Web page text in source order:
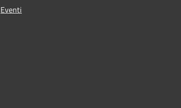
Eventi